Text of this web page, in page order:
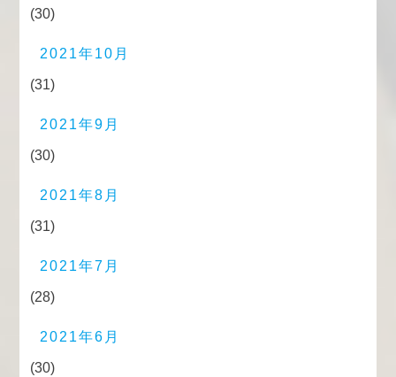
(30)
2021年10月
(31)
2021年9月
(30)
2021年8月
(31)
2021年7月
(28)
2021年6月
(30)